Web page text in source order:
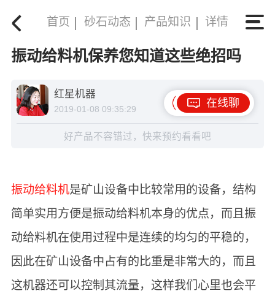
首页 砂石动态 产品知识 详情
振动给料机保养您知道这些绝招吗
红星机器
2019-01-08 09:35:29
在线聊
好产品不容错过，快来预约看看吧
振动给料机是矿山设备中比较常用的设备，结构
简单实用方便是振动给料机本身的优点，而且振
动给料机在使用过程中是连续的均匀的平稳的，
因此在矿山设备中占有的比重是非常大的，而且
这机器还可以控制其流量，这样我们心里也会平